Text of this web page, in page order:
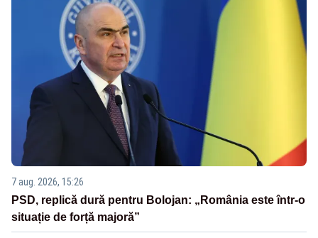
7 aug. 2026, 15:26
PSD, replică dură pentru Bolojan: „România este într-o
situație de forță majoră”